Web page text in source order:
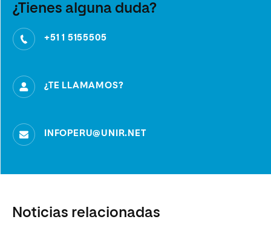
¿Tienes alguna duda?
+51 1 5155505
¿TE LLAMAMOS?
INFOPERU@UNIR.NET
Noticias relacionadas